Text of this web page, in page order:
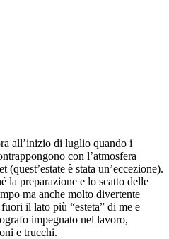
all’inizio di luglio quando i
con l’atmosfera
(quest’estate è stata un’eccezione).
la preparazione e lo scatto delle
ma anche molto divertente
il lato più “esteta” di me e
impegnato nel lavoro,
e trucchi.